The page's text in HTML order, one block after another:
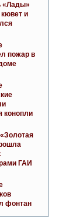
«Лады»
и
пожар в
конопли
ГАИ
фонтан